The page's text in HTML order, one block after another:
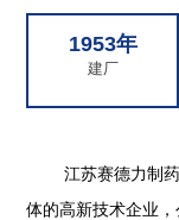
1953年
建厂
江苏赛德力制药
体的高新技术企业